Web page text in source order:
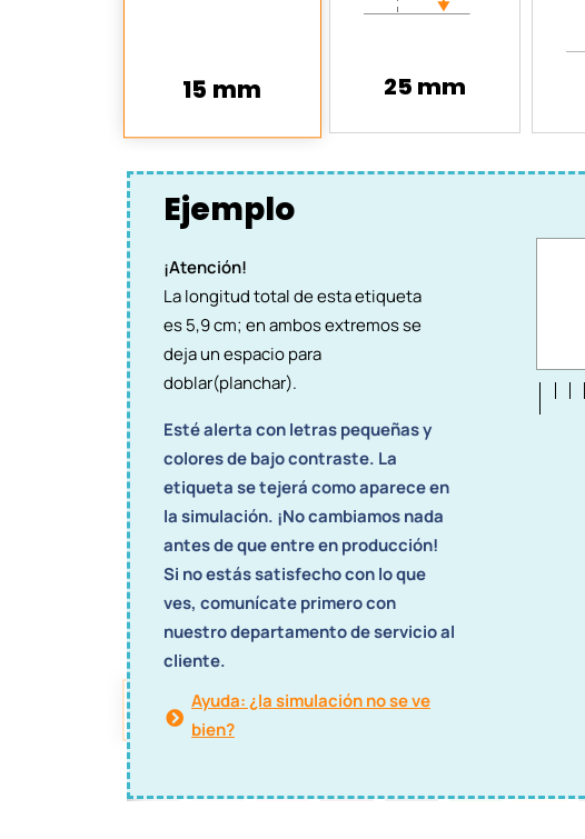
15 mm 25 mm
Ejemplo
¡Atención!
La longitud total de esta etiqueta
es 5,9 cm; en ambos extremos se
deja un espacio para
doblar(planchar).
Esté alerta con letras pequeñas y
colores de bajo contraste. La
etiqueta se tejerá como aparece en
la simulación. ¡No cambiamos nada
antes de que entre en producción!
Si no estás satisfecho con lo que
ves, comunícate primero con
nuestro departamento de servicio al
cliente.
Ayuda: ¿la simulación no se ve
bien?
3. Elige el color del fondo